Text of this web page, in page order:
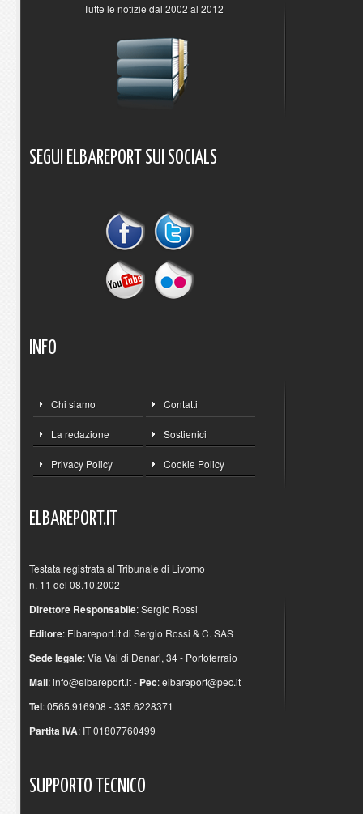
Tutte le notizie dal 2002 al 2012
SEGUI ELBAREPORT SUI SOCIALS
INFO
Chi siamo Contatti
La redazione Sostienici
Privacy Policy Cookie Policy
ELBAREPORT.IT
Testata registrata al Tribunale di Livorno
n. 11 del 08.10.2002
Direttore Responsabile: Sergio Rossi
Editore: Elbareport.it di Sergio Rossi & C. SAS
Sede legale: Via Val di Denari, 34 - Portoferraio
Mail:info@elbareport.it- Pec:elbareport@pec.it
Tel: 0565.916908 - 335.6228371
Partita IVA: IT 01807760499
SUPPORTO TECNICO